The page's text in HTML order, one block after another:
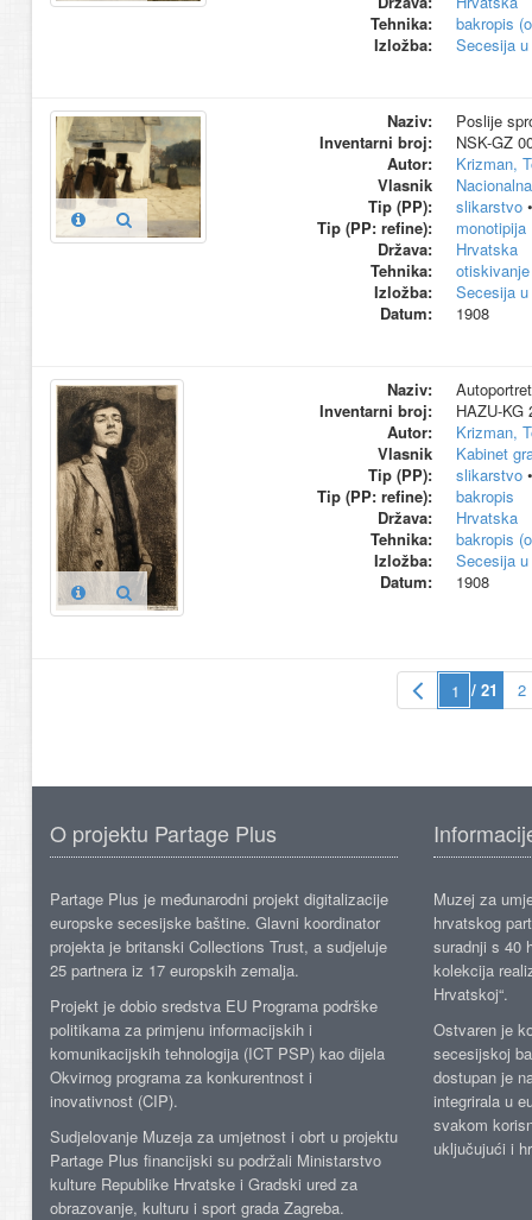
Tehnika:
bakropis
Izložba:
Secesija
Naziv:
Poslije
Inventarni broj:
NSK-GZ
Autor:
Krizman,
Vlasnik
Tip (PP):
slikarstvo
Tip (PP: refine):
monotipija
Država:
Hrvatska
Tehnika:
otiskivanje
Izložba:
Secesija
Datum:
1908
Naziv:
Inventarni broj:
HAZU-KG
Autor:
Krizman,
Vlasnik
Kabinet
Tip (PP):
slikarstvo
Tip (PP: refine):
bakropis
Država:
Hrvatska
Tehnika:
bakropis
Izložba:
Secesija
Datum:
1908
/ 21 2
O projektu Partage Plus
Partage Plus je međunarodni projekt digitalizacije
europske secesijske baštine. Glavni koordinator
projekta je britanski Collections Trust, a sudjeluje
25 partnera iz 17 europskih zemalja.
Projekt je dobio sredstva EU Programa podrške
politikama za primjenu informacijskih i
komunikacijskih tehnologija (ICT PSP) kao dijela
Okvirnog programa za konkurentnost i
inovativnost (CIP).
Sudjelovanje Muzeja za umjetnost i obrt u projektu
Partage Plus financijski su podržali Ministarstvo
kulture Republike Hrvatske i Gradski ured za
obrazovanje, kulturu i sport grada Zagreba.
Muzej za
hrvatskog
suradnji s 40
kolekcija
Hrvatskoj“.
Ostvaren je
secesijskoj
dostupan je
integrirala u
svakom
uključujući i